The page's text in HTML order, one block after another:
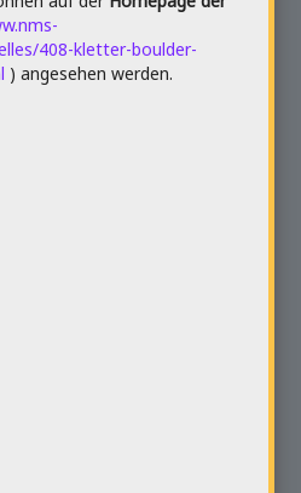
408-kletter-boulder-
) angesehen werden.